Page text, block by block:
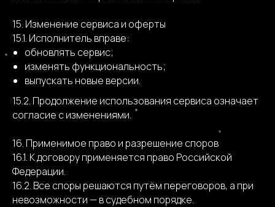
15. Изменение сервиса и оферты
15.1. Исполнитель вправе:
обновлять сервис;
изменять функциональность;
выпускать новые версии.
15.2. Продолжение использования сервиса означает
согласие с изменениями.
16. Применимое право и разрешение споров
16.1. К договору применяется право Российской
Федерации.
16.2. Все споры решаются путём переговоров, а при
невозможности — в судебном порядке.